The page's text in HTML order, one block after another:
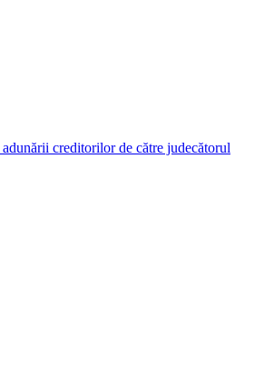
creditorilor de către judecătorul